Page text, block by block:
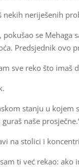
nekih neriješenih
pokušao se
Predsjednik ovo
sve reko što imaš
stanju u kojem
naše
na stolici i
ti već rekao: